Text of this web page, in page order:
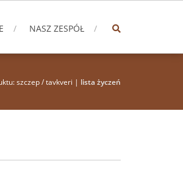
NASZ ZESPÓŁ
szczep / tavkveri | lista życzeń